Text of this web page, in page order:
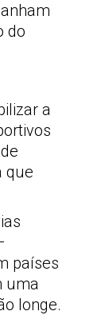
do
a
que
países
uma
longe.